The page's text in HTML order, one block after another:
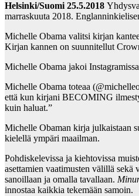
Helsinki/Suomi25.5.2018
marraskuuta 2018.
Michelle Obama valitsi kirjan
Kirjan kannen on suunnitellut
Michelle Obama jakoi
Michelle Obama toteaa
että kun kirjani BECOMING
kuin haluat.”
Michelle Obaman kirja julkaistaan
kielellä ympäri maailman.
Pohdiskelevissa ja kiehtovissa
asettamien vaatimusten välillä
sanoillaan ja omalla tavallaan.
innostaa kaikkia tekemään samoin.